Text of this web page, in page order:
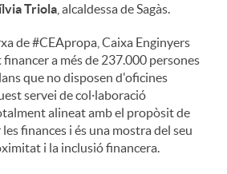
Triola , alcaldessa de Sagàs.
de #CEApropa, Caixa Enginyers
a més de 237.000 persones
que no disposen d'oficines
servei de col·laboració
alineat amb el propòsit de
finances i és una mostra del seu
i la inclusió financera.